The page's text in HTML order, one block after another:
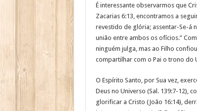
É interessante observarmos que
Zacarias 6:13, encontramos a
revestido de glória; assentar-Se-á
união entre ambos os ofícios.”
ninguém julga, mas ao Filho
compartilhar com o Pai o trono do
O Espírito Santo, por Sua vez,
Deus no Universo (Sal. 139:7-12),
glorificar a Cristo (João 16:14),